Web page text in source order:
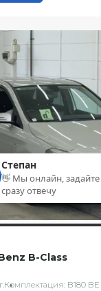
B-Class
Комплектация: B180 BE
Степан
👋 Мы онлайн, задайте
сразу отвечу